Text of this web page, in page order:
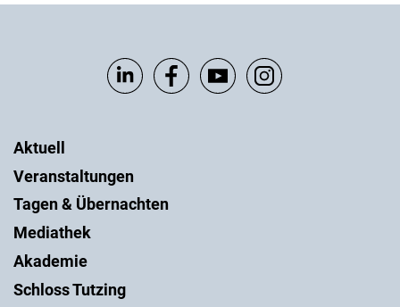
Aktuell
Veranstaltungen
Tagen & Übernachten
Mediathek
Akademie
Schloss Tutzing